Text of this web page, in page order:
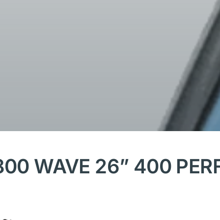
WAVE 26” 400